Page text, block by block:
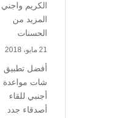
الكريم واجني
المزيد من
الحسنات
21 مايو، 2018
أفضل تطبيق
شات مواعدة
أجنبي للقاء
أصدقاء جدد